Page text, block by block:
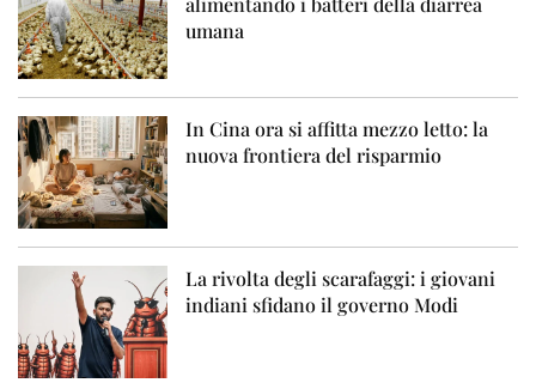
umana
In Cina ora si affitta mezzo letto: la
nuova frontiera del risparmio
La rivolta degli scarafaggi: i giovani
indiani sfidano il governo Modi